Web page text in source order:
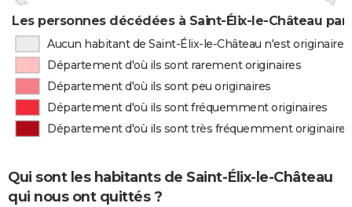
Les personnes décédées à Saint-Élix-le-Château par
Aucun habitant de Saint-Élix-le-Château n'est originaire
Département d'où ils sont rarement originaires
Département d'où ils sont peu originaires
Département d'où ils sont fréquemment originaires
Département d'où ils sont très fréquemment originaires
Qui sont les habitants de Saint-Élix-le-Château
qui nous ont quittés ?